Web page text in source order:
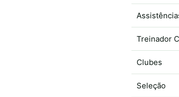
Treinador
Clubes
Seleção